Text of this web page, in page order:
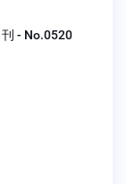
- No.0520